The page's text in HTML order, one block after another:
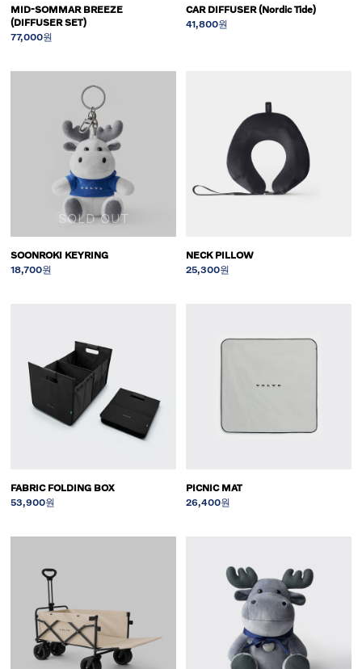
MID-SOMMAR BREEZE
(DIFFUSER SET)
77,000원
CAR DIFFUSER (Nordic Tide)
41,800원
SOLD OUT
SOONROKI KEYRING
18,700원
NECK PILLOW
25,300원
FABRIC FOLDING BOX
53,900원
PICNIC MAT
26,400원